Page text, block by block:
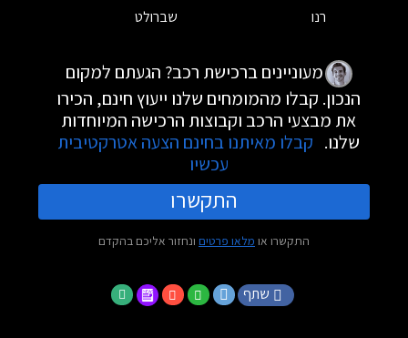
רנו
שברולט
מעוניינים ברכישת רכב? הגעתם למקום
הנכון. קבלו מהמומחים שלנו ייעוץ חינם, הכירו
את מבצעי הרכב וקבוצות הרכישה המיוחדות
שלנו. קבלו מאיתנו בחינם הצעה אטרקטיבית
עכשיו
התקשרו
התקשרו או מלאו פרטים ונחזור אליכם בהקדם
שתף